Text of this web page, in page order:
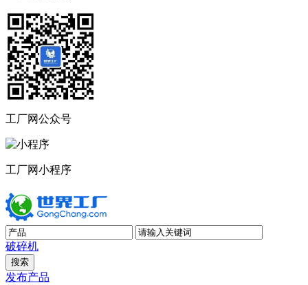
工厂网公众号
工厂网小程序
破碎机
发布产品